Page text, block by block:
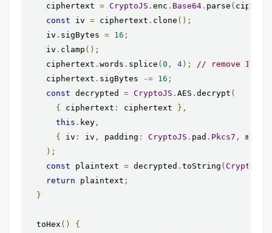
    ciphertext
= CryptoJS . enc . Base64 . parse (
const iv = ciphertext . clone ();
    iv
. sigBytes = 16 ;
    iv
. clamp ();
    ciphertext
. words . splice (0 , 4);
// remove IV
    ciphertext
. sigBytes -= 16 ;
const decrypted = CryptoJS . AES . decrypt (
{ ciphertext : ciphertext },
this . key ,
{ iv : iv , padding : CryptoJS . pad . Pkcs7 , mode
);
const plaintext = decrypted . toString (CryptoJS
return plaintext ;
}
  toHex
()
{